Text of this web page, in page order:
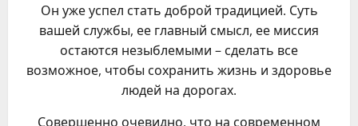
Он уже успел стать доброй традицией. Суть
вашей службы, ее главный смысл, ее миссия
остаются незыблемыми – сделать все
возможное, чтобы сохранить жизнь и здоровье
людей на дорогах.
Совершенно очевидно, что на современном